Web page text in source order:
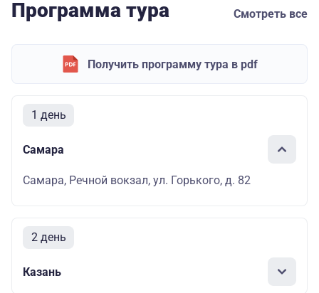
Программа тура Смотреть все
Получить программу тура в pdf
1 день
Самара
Самара, Речной вокзал, ул. Горького, д. 82
2 день
Казань